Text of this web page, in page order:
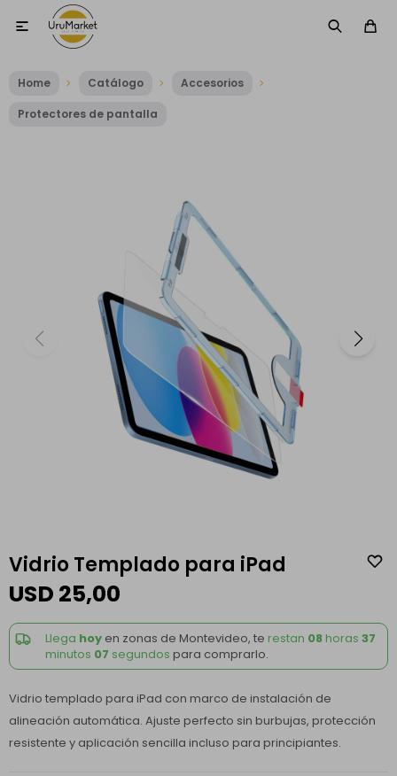

Home Catálogo Accesorios
Protectores de pantalla
Vidrio Templado para iPad
USD 25,00
Llega hoy en zonas de Montevideo, te restan 08 horas 37
minutos 07 segundos para comprarlo.
Vidrio templado para iPad con marco de instalación de
alineación automática. Ajuste perfecto sin burbujas, protección
resistente y aplicación sencilla incluso para principiantes.